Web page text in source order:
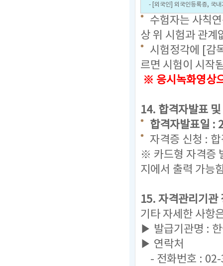
- [외국인] 외국인등록증, 국
수험자는 사칙
상 위 시험과 관계
시험정각에 [감
르면 시험이 시작
※ 응시녹화영상
14. 합격자발표
합격자발표일 :
자격증 신청 :
※ 카드형 자격증
지에서 출력 가능
15. 자격관리기관
기타 자세한 사항
▶ 발급기관명 :
▶ 연락처
- 전화번호 :